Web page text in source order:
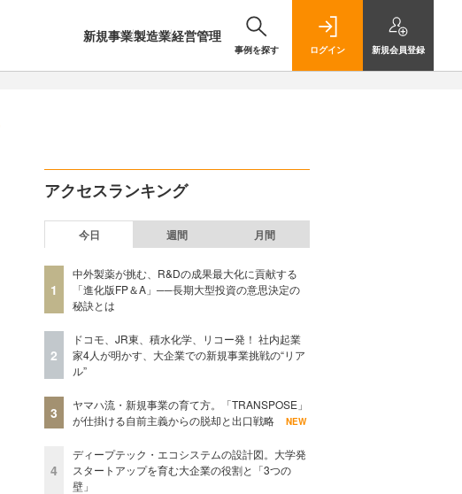
新規事業製造業経営管理
事例を探す ログイン 新規会員登録
アクセスランキング
今日 週間 月間
1
中外製薬が挑む、R&Dの成果最大化に貢献する
「進化版FP＆A」──長期大型投資の意思決定の
秘訣とは
2
ドコモ、JR東、積水化学、リコー発！ 社内起業
家4人が明かす、大企業での新規事業挑戦の“リア
ル”
3
ヤマハ流・新規事業の育て方。「TRANSPOSE」
が仕掛ける自前主義からの脱却と出口戦略
NEW
4
ディープテック・エコシステムの設計図。大学発
スタートアップを育む大企業の役割と「3つの
壁」